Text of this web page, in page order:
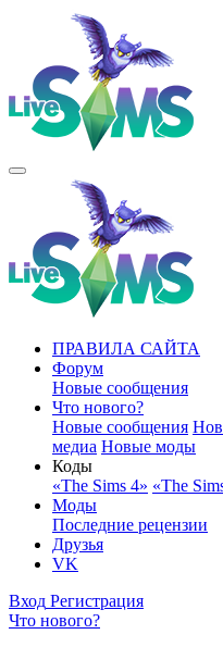
ПРАВИЛА САЙТА
Форум
Новые сообщения
Что нового?
Новые сообщения
медиа Новые моды
Коды
«The Sims 4» «The
Моды
Последние рецензии
Друзья
VK
Вход Регистрация
Что нового?